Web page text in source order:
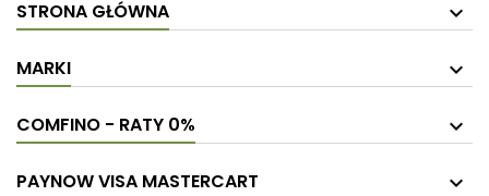
STRONA GŁÓWNA
MARKI
COMFINO - RATY 0%
PAYNOW VISA MASTERCART